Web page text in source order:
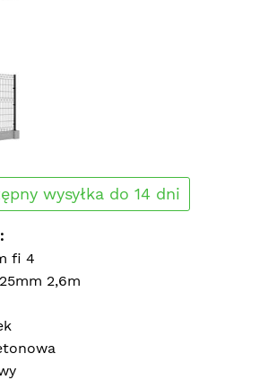
wysyłka do 14 dni
fi 4
2,6m